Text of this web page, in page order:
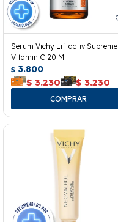
Serum Vichy Liftactiv Supreme
Vitamin C 20 Ml.
$ 3.800
$ 3.230 $ 3.230